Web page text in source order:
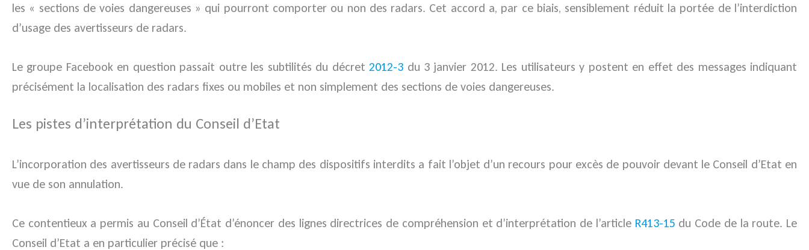
les « sections de voies dangereuses » qui pourront comporter ou non des radars. Cet accord a, par ce biais, sensiblement réduit la portée de l’interdiction
d’usage des avertisseurs de radars.
Le groupe Facebook en question passait outre les subtilités du décret2012-3 du 3 janvier 2012. Les utilisateurs y postent en effet des messages indiquant
précisément la localisation des radars fixes ou mobiles et non simplement des sections de voies dangereuses.
Les pistes d’interprétation du Conseil d’Etat
L’incorporation des avertisseurs de radars dans le champ des dispositifs interdits a fait l’objet d’un recours pour excès de pouvoir devant le Conseil d’Etat en
vue de son annulation.
Ce contentieux a permis au Conseil d’État d’énoncer des lignes directrices de compréhension et d’interprétation de l’article R413-15 du Code de la route. Le
Conseil d’Etat a en particulier précisé que :